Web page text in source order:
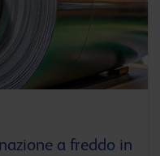
a freddo in